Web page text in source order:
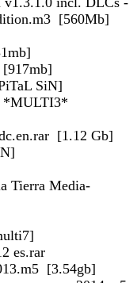
[560Mb]
SiN]
*MULTI3*
[1.12 Gb]
Tierra Media-
es.rar
[3.54gb]